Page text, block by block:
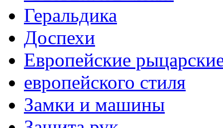
Геральдика
Доспехи
Европейские
европейского стиля
Замки и машины